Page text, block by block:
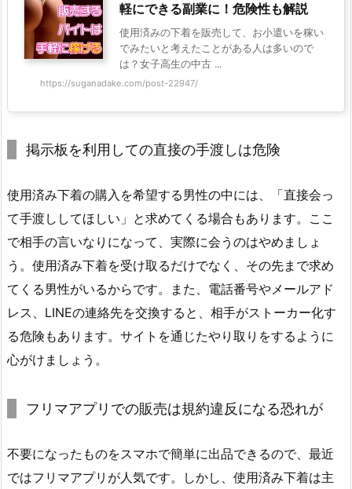
軽にできる副業に！危険性も解説
使用済みの下着を販売して、お小遣いを稼い
でみたいと考えたことがある人は多いので
は？女子高生の中古 ...
https://suganadake.com/post-22947/
掲示板を利用しての直接の手渡しは危険
使用済み下着の購入を希望する男性の中には、「直接会っ
て手渡ししてほしい」と求めてくる場合もあります。ここ
で相手の言いなりになって、実際に会うのはやめましょ
う。使用済み下着を受け取るだけでなく、その先まで求め
てくる男性がいるからです。また、電話番号やメールアド
レス、LINEの連絡先を交換すると、相手がストーカー化す
る危険もあります。サイトを通じたやり取りをするように
心がけましょう。
フリマアプリでの販売は規約違反になる恐れが
不要になったものをスマホで簡単に出品できるので、最近
ではフリマアプリが人気です。しかし、使用済み下着は主